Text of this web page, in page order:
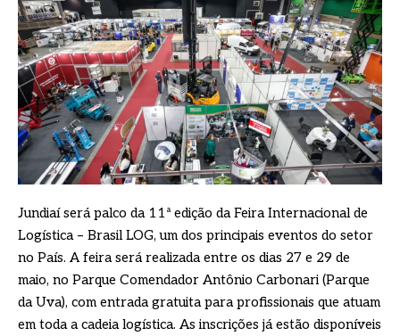
Jundiaí será palco da 11ª edição da Feira Internacional de
Logística – Brasil LOG, um dos principais eventos do setor
no País. A feira será realizada entre os dias 27 e 29 de
maio, no Parque Comendador Antônio Carbonari (Parque
da Uva), com entrada gratuita para profissionais que atuam
em toda a cadeia logística. As inscrições já estão disponíveis